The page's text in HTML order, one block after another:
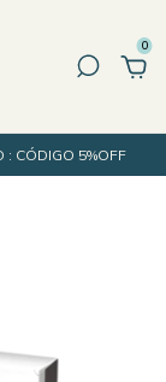
0
: CÓDIGO 5%OFF